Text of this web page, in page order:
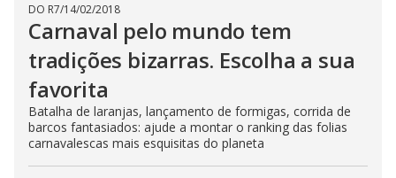
DO R7/14/02/2018
Carnaval pelo mundo tem
tradições bizarras. Escolha a sua
favorita
Batalha de laranjas, lançamento de formigas, corrida de
barcos fantasiados: ajude a montar o ranking das folias
carnavalescas mais esquisitas do planeta